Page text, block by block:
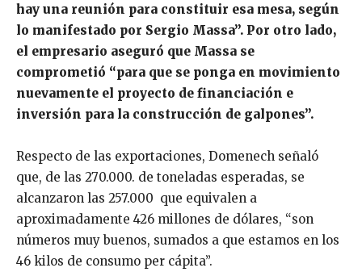
hay una reunión para constituir esa mesa, según
lo manifestado por Sergio Massa”. Por otro lado,
el empresario aseguró que Massa se
comprometió “para que se ponga en movimiento
nuevamente el proyecto de financiación e
inversión para la construcción de galpones”.
Respecto de las exportaciones, Domenech señaló
que, de las 270.000. de toneladas esperadas, se
alcanzaron las 257.000 que equivalen a
aproximadamente 426 millones de dólares, “son
números muy buenos, sumados a que estamos en los
46 kilos de consumo per cápita”.